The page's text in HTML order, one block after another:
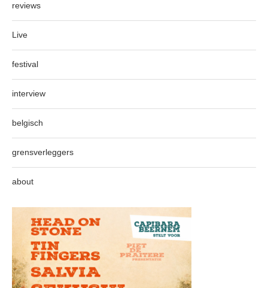
reviews
Live
festival
interview
belgisch
grensverleggers
about